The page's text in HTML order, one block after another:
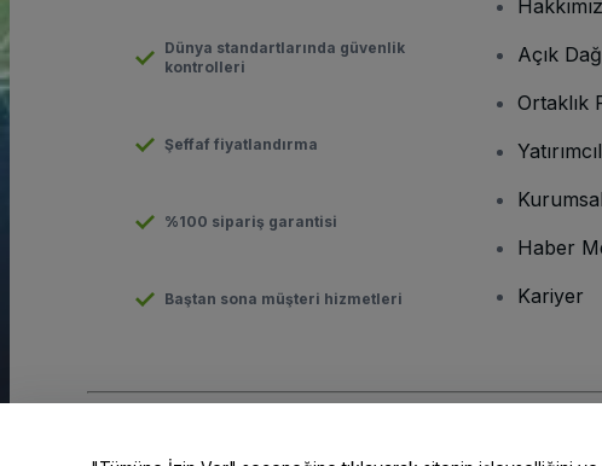
Dünya standartlarında güvenlik
kontrolleri
Şeffaf fiyatlandırma
%100 sipariş garantisi
Baştan sona müşteri hizmetleri
Açık
Ortaklık
Haber
Kariyer